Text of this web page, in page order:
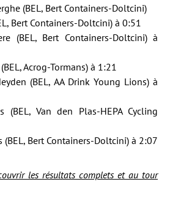
(BEL, Bert Containers-Doltcini)
Bert Containers-Doltcini) à 0:51
(BEL, Bert Containers-Doltcini) à
Acrog-Tormans) à 1:21
(BEL, AA Drink Young Lions) à
(BEL, Van den Plas-HEPA Cycling
(BEL, Bert Containers-Doltcini) à 2:07
les résultats complets et au tour